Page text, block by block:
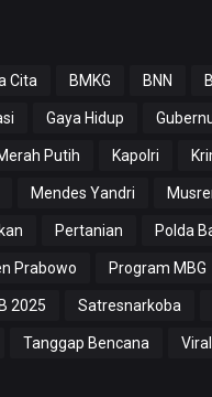
Cita BMKG BNN
Gaya Hidup
Putih Kapolri
Mendes Yandri
Pertanian Polda
Prabowo Program MBG
2025 Satresnarkoba
Tanggap Bencana Viral